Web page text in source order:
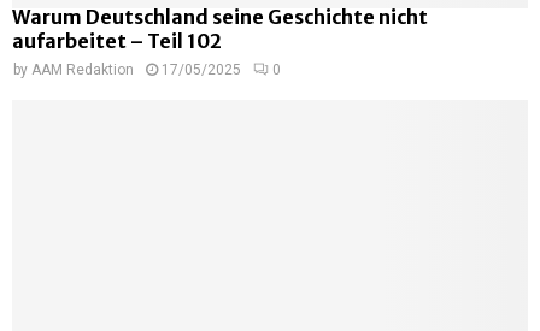
Warum Deutschland seine Geschichte nicht
aufarbeitet – Teil 102
by AAM Redaktion 17/05/2025 0